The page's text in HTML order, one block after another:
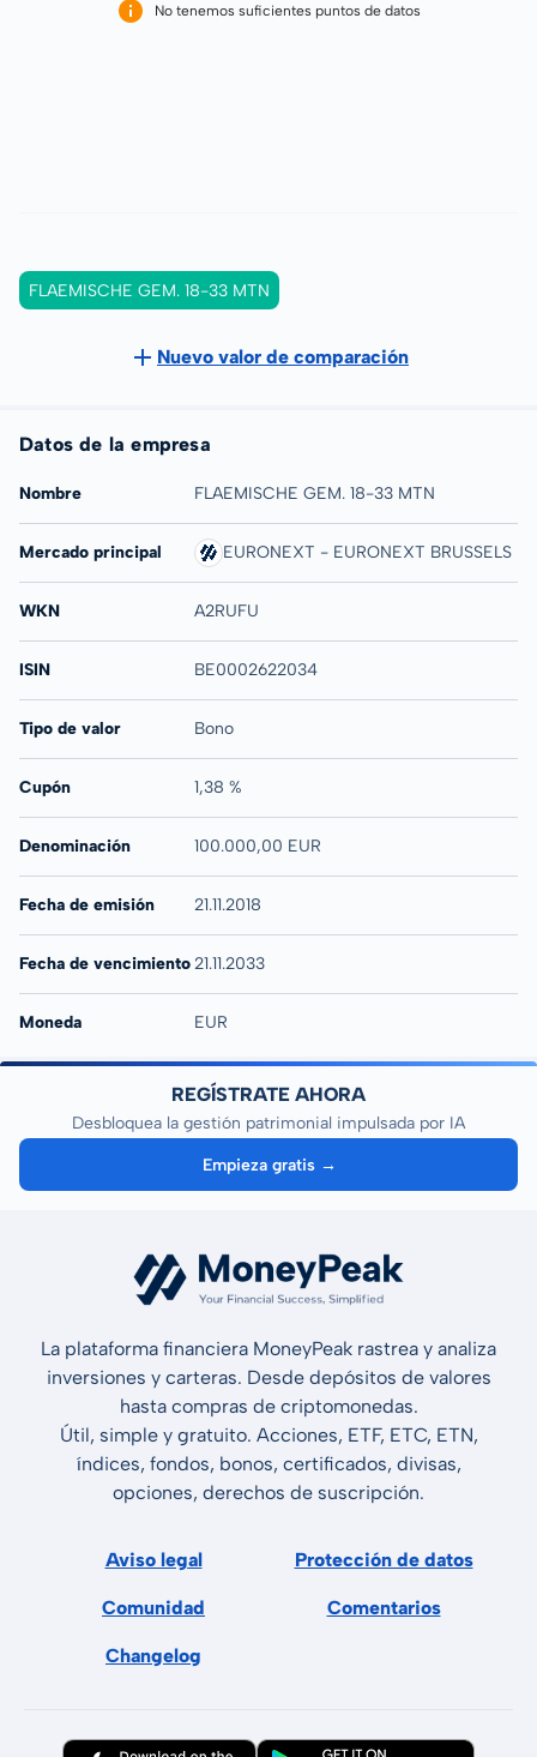
No tenemos suficientes puntos de datos
FLAEMISCHE GEM. 18-33 MTN
Nuevo valor de comparación
Datos de la empresa
Nombre FLAEMISCHE GEM. 18-33 MTN
Mercado principal EURONEXT - EURONEXT BRUSSELS
WKN A2RUFU
ISIN BE0002622034
Tipo de valor Bono
Cupón 1,38 %
Denominación 100.000,00 EUR
Fecha de emisión 21.11.2018
Fecha de vencimiento21.11.2033
Moneda EUR
REGÍSTRATE AHORA
Desbloquea la gestión patrimonial impulsada por IA
Empieza gratis →
La plataforma financiera MoneyPeak rastrea y analiza
inversiones y carteras. Desde depósitos de valores
hasta compras de criptomonedas.
Útil, simple y gratuito. Acciones, ETF, ETC, ETN,
índices, fondos, bonos, certificados, divisas,
opciones, derechos de suscripción.
Aviso legal Protección de datos
Comunidad Comentarios
Changelog